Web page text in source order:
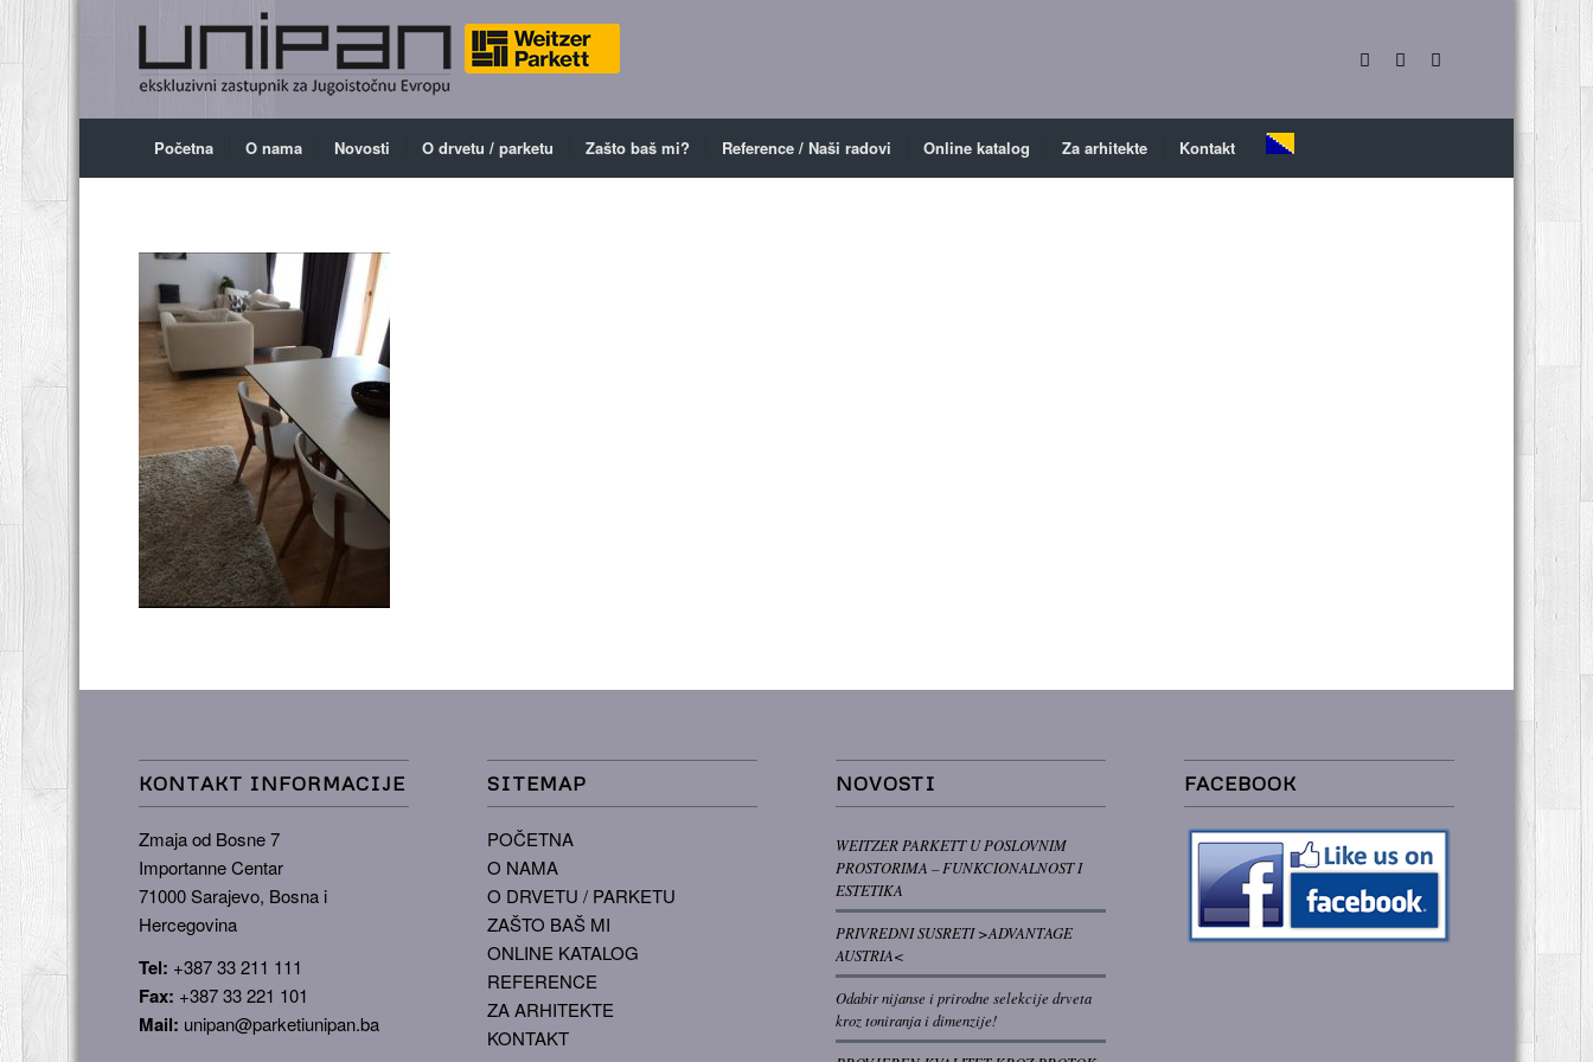
Početna O nama Novosti O drvetu / parketu Zašto baš mi? Reference / Naši radovi Online katalog Za arhitekte Kontakt
KONTAKT INFORMACIJE
Zmaja od Bosne 7
Importanne Centar
71000 Sarajevo, Bosna i
Hercegovina
Tel: +387 33 211 111
Fax: +387 33 221 101
Mail: unipan@parketiunipan.ba
SITEMAP
POČETNA
O NAMA
O DRVETU / PARKETU
ZAŠTO BAŠ MI
ONLINE KATALOG
REFERENCE
ZA ARHITEKTE
KONTAKT
NOVOSTI
WEITZER PARKETT U POSLOVNIM
PROSTORIMA – FUNKCIONALNOST I
ESTETIKA
PRIVREDNI SUSRETI >ADVANTAGE
AUSTRIA<
Odabir nijanse i prirodne selekcije drveta
kroz toniranja i dimenzije!
FACEBOOK